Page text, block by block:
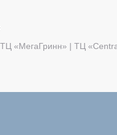
ТЦ «МегаГринн» | ТЦ